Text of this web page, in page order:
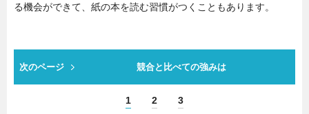
る機会ができて、紙の本を読む習慣がつくこともあります。
次のページ 競合と比べての強みは
1 2 3